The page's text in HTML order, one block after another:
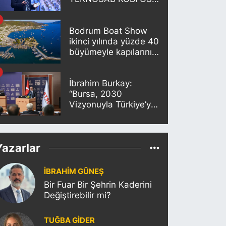
Bodrum Boat Show
ikinci yılında yüzde 40
büyümeyle kapılarını
İbrahim Burkay:
“Bursa, 2030
Vizyonuyla Türkiye’yi
Edecek”
İBRAHİM GÜNEŞ
Bir Fuar Bir Şehrin Kaderini
Değiştirebilir mi?
TUĞBA GİDER